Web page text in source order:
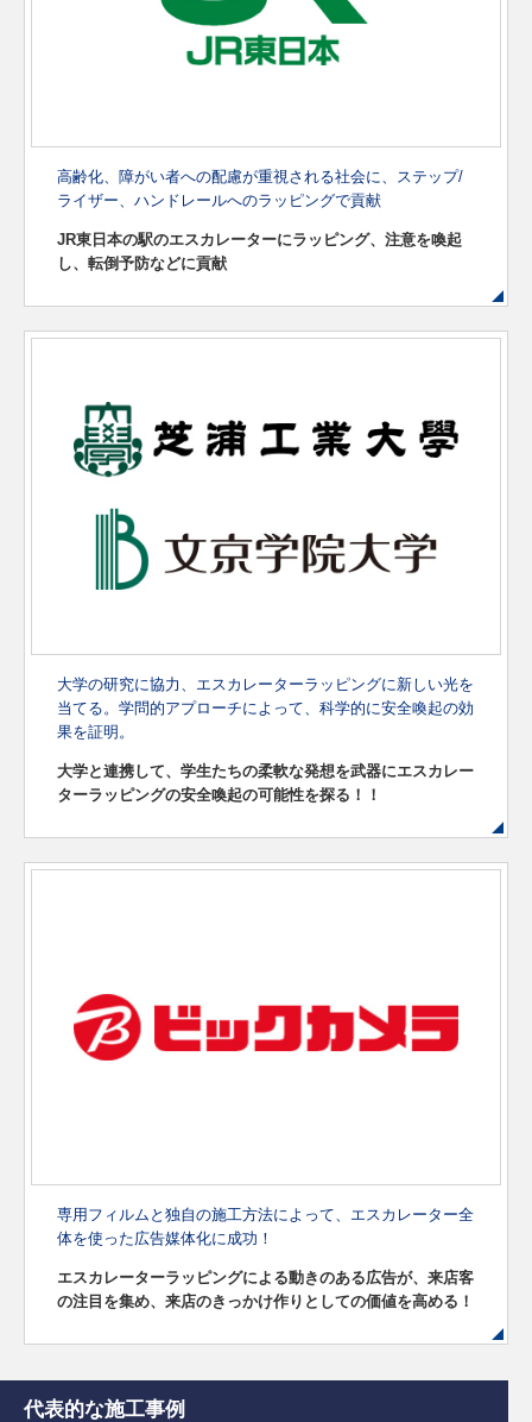
高齢化、障がい者への配慮が重視される社会に、 ステップ/
ライザー、ハンドレールへのラッピングで貢献
JR東日本の駅のエスカレーターにラッピング、 注意を喚起
し、転倒予防などに貢献
大学の研究に協力、エスカレーターラッピングに新しい光を
当てる。 学問的アプローチによって、科学的に安全喚起の効
果を証明。
大学と連携して、学生たちの柔軟な発想を武器にエスカレー
ターラッピングの安全喚起の可能性を探る！！
専用フィルムと独自の施工方法によって、 エスカレーター全
体を使った広告媒体化に成功！
エスカレーターラッピングによる動きのある広告が、 来店客
の注目を集め、来店のきっかけ作りとしての価値を高める！
代表的な施工事例